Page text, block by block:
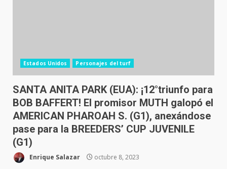
Estados Unidos Personajes del turf
SANTA ANITA PARK (EUA): ¡12°triunfo para
BOB BAFFERT! El promisor MUTH galopó el
AMERICAN PHAROAH S. (G1), anexándose
pase para la BREEDERS’ CUP JUVENILE
(G1)
Enrique Salazar octubre 8, 2023